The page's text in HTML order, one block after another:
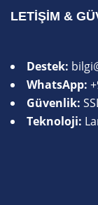
LETIŞIM &
Destek:
WhatsApp:
Güvenlik:
Teknoloji: